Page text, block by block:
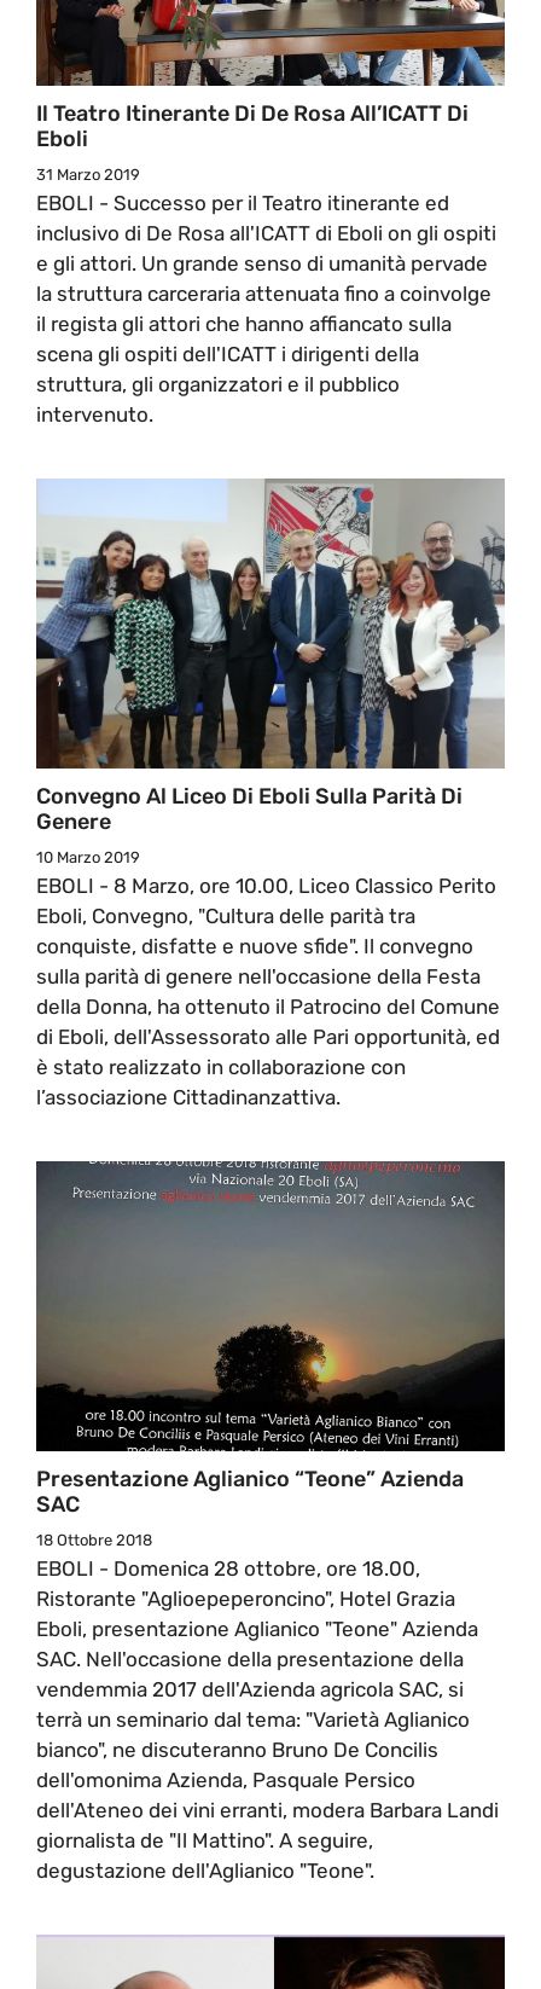
Il Teatro Itinerante Di De Rosa All’ICATT Di
Eboli
31 Marzo 2019
EBOLI - Successo per il Teatro itinerante ed
inclusivo di De Rosa all'ICATT di Eboli on gli ospiti
e gli attori. Un grande senso di umanità pervade
la struttura carceraria attenuata fino a coinvolge
il regista gli attori che hanno affiancato sulla
scena gli ospiti dell'ICATT i dirigenti della
struttura, gli organizzatori e il pubblico
intervenuto.
Convegno Al Liceo Di Eboli Sulla Parità Di
Genere
10 Marzo 2019
EBOLI - 8 Marzo, ore 10.00, Liceo Classico Perito
Eboli, Convegno, "Cultura delle parità tra
conquiste, disfatte e nuove sfide". Il convegno
sulla parità di genere nell'occasione della Festa
della Donna, ha ottenuto il Patrocino del Comune
di Eboli, dell'Assessorato alle Pari opportunità, ed
è stato realizzato in collaborazione con
l’associazione Cittadinanzattiva.
Presentazione Aglianico “Teone” Azienda
SAC
18 Ottobre 2018
EBOLI - Domenica 28 ottobre, ore 18.00,
Ristorante "Aglioepeperoncino", Hotel Grazia
Eboli, presentazione Aglianico "Teone" Azienda
SAC. Nell'occasione della presentazione della
vendemmia 2017 dell'Azienda agricola SAC, si
terrà un seminario dal tema: "Varietà Aglianico
bianco", ne discuteranno Bruno De Concilis
dell'omonima Azienda, Pasquale Persico
dell'Ateneo dei vini erranti, modera Barbara Landi
giornalista de "Il Mattino". A seguire,
degustazione dell'Aglianico "Teone".